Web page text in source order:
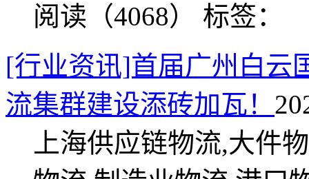
阅读（4068） 标签：
[行业资讯]首届广州白云
流集群建设添砖加瓦！
上海供应链物流,大件